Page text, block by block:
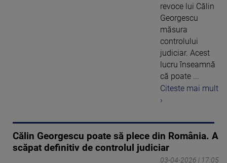
revoce lui Călin
Georgescu
măsura
controlului
judiciar. Acest
lucru înseamnă
că poate ...
Citeste mai mult
›
Călin Georgescu poate să plece din România. A
scăpat definitiv de controlul judiciar
03-04-2026 | 17:05